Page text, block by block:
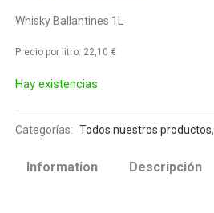
Whisky Ballantines 1L
Precio por litro: 22,10 €
Hay existencias
Categorías: Todos nuestros productos,
Information Descripción